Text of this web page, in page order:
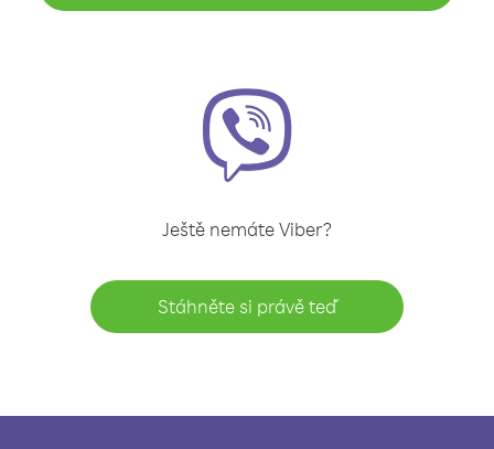
Ještě nemáte Viber?
Stáhněte si právě teď